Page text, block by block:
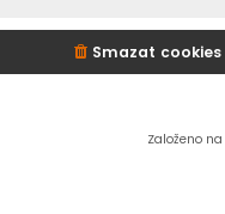
Smazat cookies
Založeno na